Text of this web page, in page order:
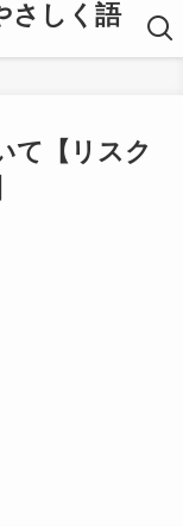
さしく語
て【リスク